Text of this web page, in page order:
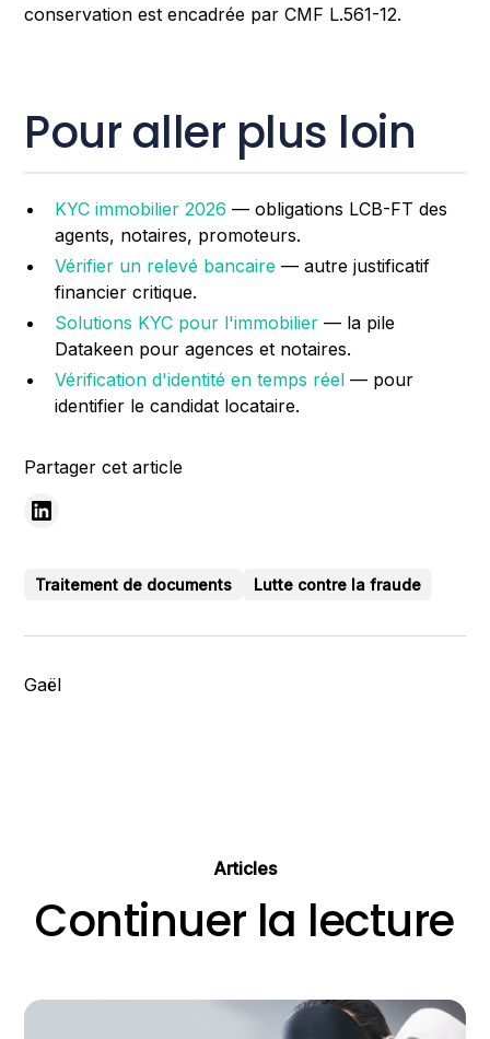
conservation est encadrée par CMF L.561-12.
Pour aller plus loin
KYC immobilier 2026 — obligations LCB-FT des
agents, notaires, promoteurs.
Vérifier un relevé bancaire — autre justificatif
financier critique.
Solutions KYC pour l'immobilier — la pile
Datakeen pour agences et notaires.
Vérification d'identité en temps réel — pour
identifier le candidat locataire.
Partager cet article
Lutte contre la fraude
Traitement de documents
Gaël
Articles
Continuer la lecture